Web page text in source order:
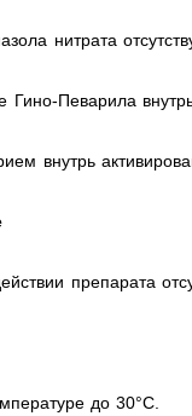
нитрата
Певарила
внутрь
препарата
до 30°C.